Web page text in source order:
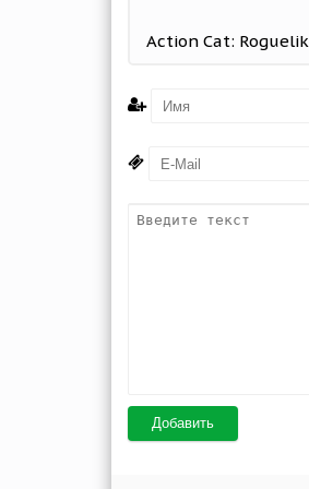
Добавить